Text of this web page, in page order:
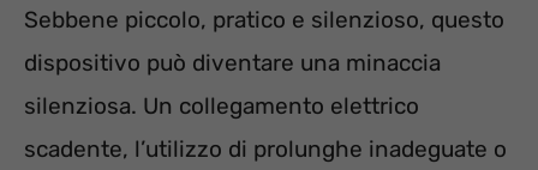
Sebbene piccolo, pratico e silenzioso, questo
dispositivo può diventare una minaccia
silenziosa. Un collegamento elettrico
scadente, l’utilizzo di prolunghe inadeguate o